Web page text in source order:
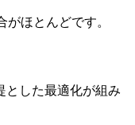
ほとんどです。
した最適化が組み